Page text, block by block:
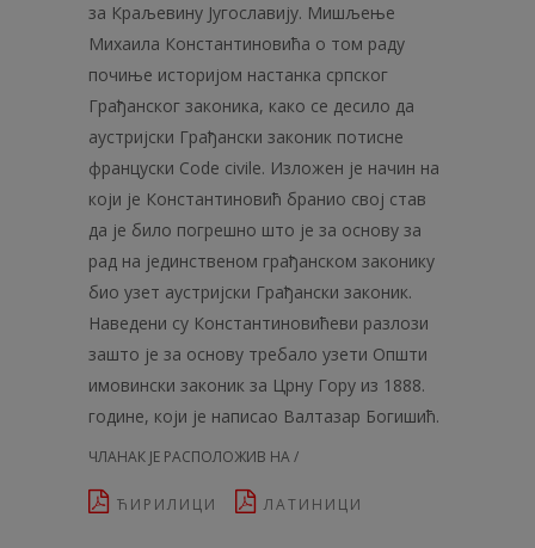
за Краљевину Југославију. Мишљење
Михаила Константиновића о том раду
почиње историјом настанка српског
Грађанског законика, како се десило да
аустријски Грађански законик потисне
француски Code civile. Изложен је начин на
који је Константиновић бранио свој став
да је било погрешно што је за основу за
рад на јединственом грађанском законику
био узет аустријски Грађански законик.
Наведени су Константиновићеви разлози
зашто је за основу требало узети Општи
имовински законик за Црну Гору из 1888.
године, који је написао Валтазар Богишић.
ЧЛАНАК ЈЕ РАСПОЛОЖИВ НА /
ЋИРИЛИЦИ ЛАТИНИЦИ